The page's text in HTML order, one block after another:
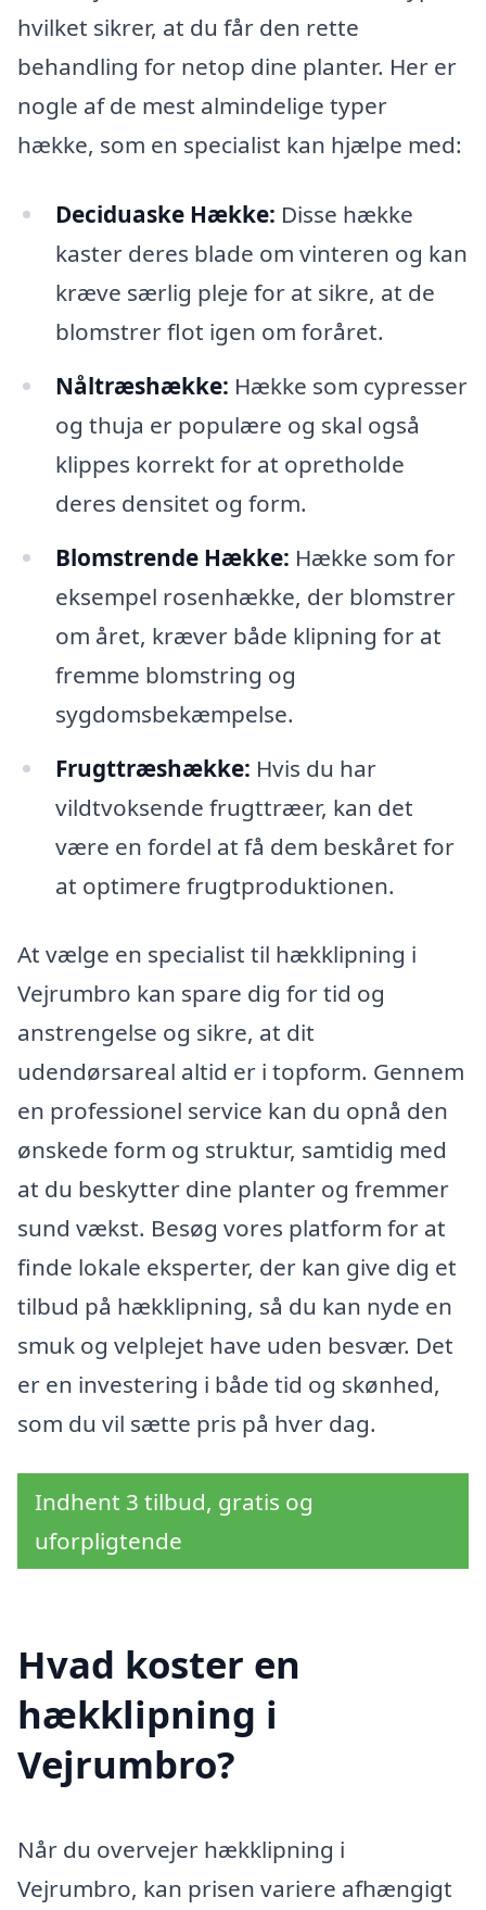
hvilket sikrer, at du får den rette
behandling for netop dine planter. Her er
nogle af de mest almindelige typer
hække, som en specialist kan hjælpe med:
Deciduaske Hække: Disse hække
kaster deres blade om vinteren og kan
kræve særlig pleje for at sikre, at de
blomstrer flot igen om foråret.
Nåltræshække: Hække som cypresser
og thuja er populære og skal også
klippes korrekt for at opretholde
deres densitet og form.
Blomstrende Hække: Hække som for
eksempel rosenhække, der blomstrer
om året, kræver både klipning for at
fremme blomstring og
sygdomsbekæmpelse.
Frugttræshække: Hvis du har
vildtvoksende frugttræer, kan det
være en fordel at få dem beskåret for
at optimere frugtproduktionen.
At vælge en specialist til hækklipning i
Vejrumbro kan spare dig for tid og
anstrengelse og sikre, at dit
udendørsareal altid er i topform. Gennem
en professionel service kan du opnå den
ønskede form og struktur, samtidig med
at du beskytter dine planter og fremmer
sund vækst. Besøg vores platform for at
finde lokale eksperter, der kan give dig et
tilbud på hækklipning, så du kan nyde en
smuk og velplejet have uden besvær. Det
er en investering i både tid og skønhed,
som du vil sætte pris på hver dag.
Indhent 3 tilbud, gratis og
uforpligtende
Hvad koster en
hækklipning i
Vejrumbro?
Når du overvejer hækklipning i
Vejrumbro, kan prisen variere afhængigt